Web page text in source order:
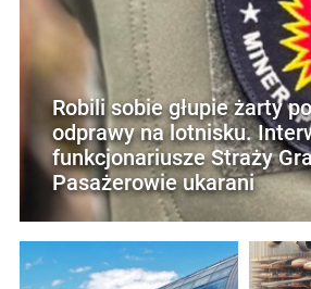
Robili sobie głupie żarty
odprawy na lotnisku.
funkcjonariusze Straży
Pasażerowie ukarani